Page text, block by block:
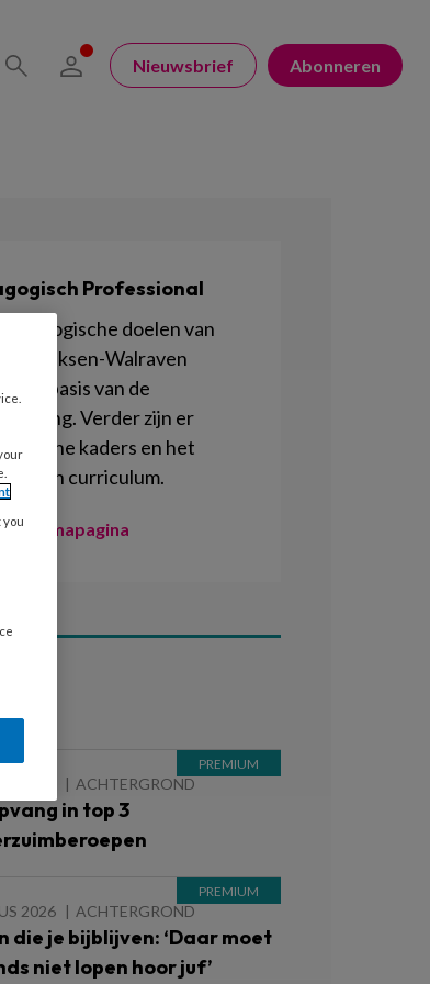
Nieuwsbrief Abonneren
Professional
pedagogische doelen van
Riksen-Walraven
de basis van de
Verder zijn er
kaders en het
curriculum.
themapagina
ACHTERGROND
in top 3
2026 ACHTERGROND
die je bijblijven: ‘Daar moet
niet lopen hoor juf’
you